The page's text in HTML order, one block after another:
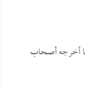
أخرجه أصحاب